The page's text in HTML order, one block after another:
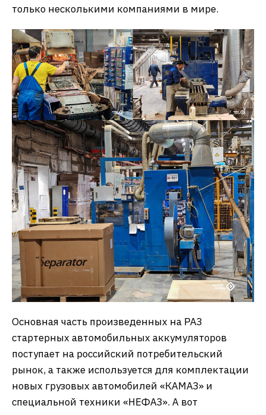
только несколькими компаниями в мире.
Основная часть произведенных на РАЗ
стартерных автомобильных аккумуляторов
поступает на российский потребительский
рынок, а также используется для комплектации
новых грузовых автомобилей «КАМАЗ» и
специальной техники «НЕФАЗ». А вот